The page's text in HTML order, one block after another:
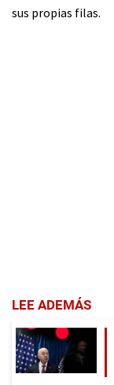
sus propias filas.
LEE ADEMÁS